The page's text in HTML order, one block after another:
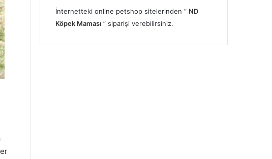
İnternetteki online petshop sitelerinden ” ND
Köpek Maması ” siparişi verebilirsiniz.